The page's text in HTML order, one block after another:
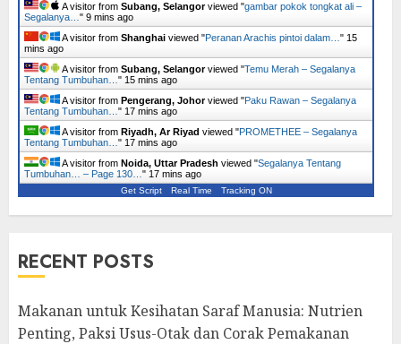
A visitor from Subang, Selangorviewed "gambar pokok tongkat ali –
Segalanya… " 9 mins ago
A visitor from Shanghai viewed "Peranan Arachis pintoi dalam… " 15
mins ago
A visitor from Subang, Selangorviewed "Temu Merah – Segalanya
Tentang Tumbuhan… " 15 mins ago
A visitor from Pengerang, Johorviewed "Paku Rawan – Segalanya
Tentang Tumbuhan… " 17 mins ago
A visitor from Riyadh, Ar Riyad viewed "PROMETHEE – Segalanya
Tentang Tumbuhan… " 17 mins ago
A visitor from Noida, Uttar Pradesh viewed "Segalanya Tentang
Tumbuhan… – Page 130… " 17 mins ago
Get Script Real Time Tracking ON
RECENT POSTS
Makanan untuk Kesihatan Saraf Manusia: Nutrien
Penting, Paksi Usus-Otak dan Corak Pemakanan